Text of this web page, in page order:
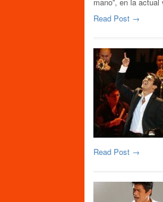
Read Post →
Read Post →